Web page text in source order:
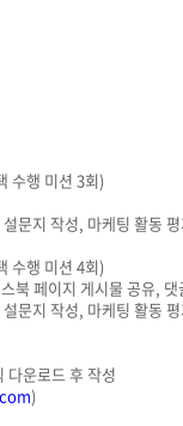
수행 미션 3회)
문지 작성, 마케팅 활동
수행 미션 4회)
북 페이지 게시물 공유,
문지 작성, 마케팅 활동
다운로드 후 작성
)